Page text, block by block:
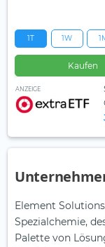
1T 1W
Kaufen
ANZEIGE
Element
Spezialchemie,
Palette von